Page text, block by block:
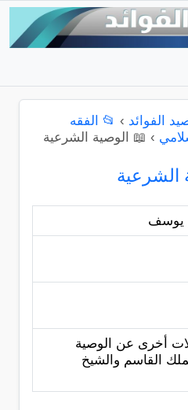
الفوائد › 📂 الفقه
› 📖 الوصية الشرعية
الشرعية
يوسف
أخرى عن الوصية
القاسم والشيخ